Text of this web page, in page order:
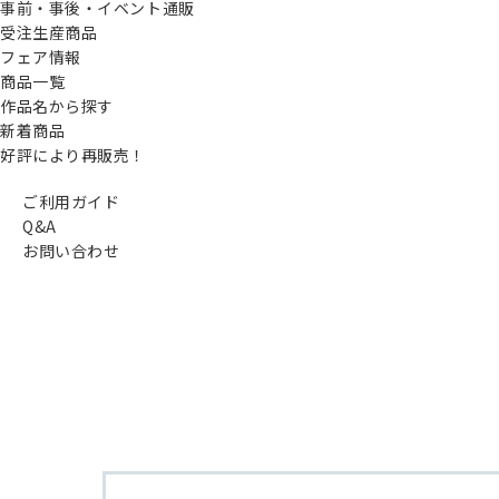
事前・事後・イベント通販
受注生産商品
フェア情報
商品一覧
作品名から探す
新着商品
好評により再販売！
ご利用ガイド
Q&A
お問い合わせ